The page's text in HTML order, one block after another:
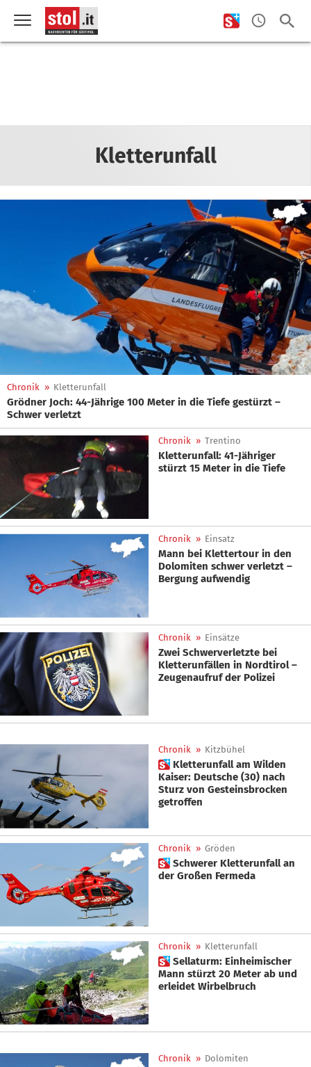
Kletterunfall
Chronik » Kletterunfall
Grödner Joch: 44-Jährige 100 Meter in die Tiefe gestürzt –
Schwer verletzt
Chronik » Trentino
Kletterunfall: 41-Jähriger
stürzt 15 Meter in die Tiefe
Chronik » Einsatz
Mann bei Klettertour in den
Dolomiten schwer verletzt –
Bergung aufwendig
Chronik » Einsätze
Zwei Schwerverletzte bei
Kletterunfällen in Nordtirol –
Zeugenaufruf der Polizei
Chronik » Kitzbühel
 Kletterunfall am Wilden
Kaiser: Deutsche (30) nach
Sturz von Gesteinsbrocken
getroffen
Chronik » Gröden
 Schwerer Kletterunfall an
der Großen Fermeda
Chronik » Kletterunfall
 Sellaturm: Einheimischer
Mann stürzt 20 Meter ab und
erleidet Wirbelbruch
Chronik » Dolomiten